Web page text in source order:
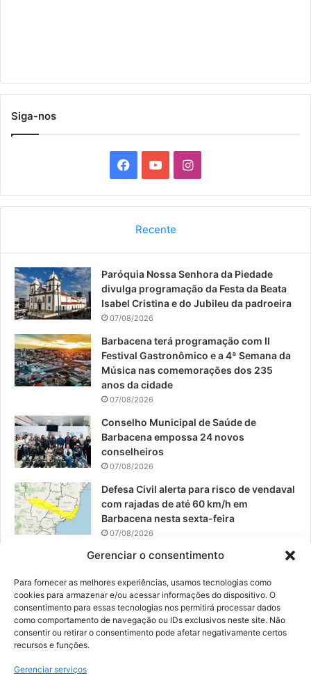
Gerenciar o consentimento
Para fornecer as melhores experiências, usamos tecnologias como
cookies para armazenar e/ou acessar informações do dispositivo. O
consentimento para essas tecnologias nos permitirá processar dados
como comportamento de navegação ou IDs exclusivos neste site. Não
consentir ou retirar o consentimento pode afetar negativamente certos
recursos e funções.
Gerenciar serviços
Siga-nos
a
b
o
k
o
u
b
I
n
a
g
a
Recente
Paróquia Nossa Senhora da Piedade
divulga programação da Festa da Beata
Isabel Cristina e do Jubileu da padroeira
07/08/2026
Barbacena terá programação com II
Festival Gastronômico e a 4ª Semana da
Música nas comemorações dos 235
anos da cidade
07/08/2026
Conselho Municipal de Saúde de
Barbacena empossa 24 novos
conselheiros
07/08/2026
Defesa Civil alerta para risco de vendaval
com rajadas de até 60 km/h em
Barbacena nesta sexta-feira
07/08/2026
EPCAR tem a melhor nota do IDEB no
06/08/2026
© 2026, Todos os direitos reservados | Desenvolvido por: